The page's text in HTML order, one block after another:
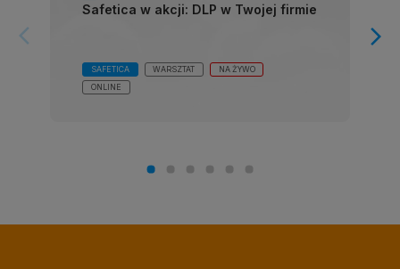
arrow_forward_ios
Safetica w akcji: DLP w Twojej firmie
SAFETICA WARSZTAT
NA ŻYWO
ONLINE
arrow_forward_ios